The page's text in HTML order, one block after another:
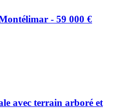
- 59 000 €
avec terrain arboré et